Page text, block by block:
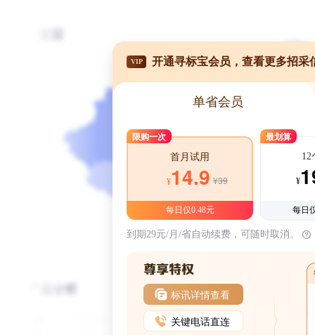
VIP 开通寻标宝会员，查看更多招采
单省会员
限购一次
首月试用
¥14.9 ¥39
每日仅0.48元
最划算
12
¥
每日
到期29元/月/省自动续费，可随时取消。
标讯详情查看
关键电话直连